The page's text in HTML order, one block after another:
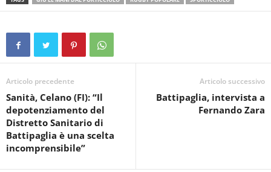
Articolo precedente
Sanità, Celano (FI): “Il
depotenziamento del
Distretto Sanitario di
Battipaglia è una scelta
incomprensibile”
Articolo successivo
Battipaglia, intervista a
Fernando Zara